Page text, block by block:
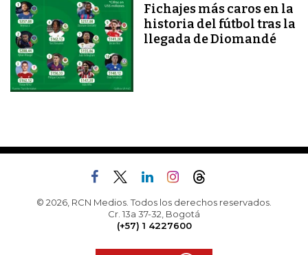
Fichajes más caros en la
historia del fútbol tras la
llegada de Diomandé
© 2026, RCN Medios. Todos los derechos reservados.
Cr. 13a 37-32, Bogotá
(+57) 1 4227600